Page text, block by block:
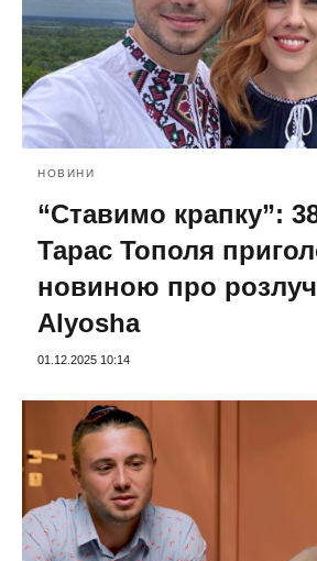
НОВИНИ
“Ставимо крапку”:
Тарас Тополя
новиною про
Alyosha
01.12.2025 10:14